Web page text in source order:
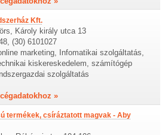
Kft.
Károly király utca 13
(30) 6101027
marketing, Infomatikai szolgáltatás,
kiskereskedelem, számítógép
szolgáltatás
»
termékek, csíráztatott magvak - Aby